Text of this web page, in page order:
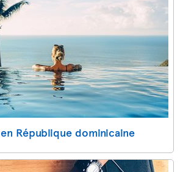
République dominicaine